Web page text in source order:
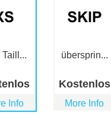
Taill...
Info
übersprin...
Kostenlos
More Info